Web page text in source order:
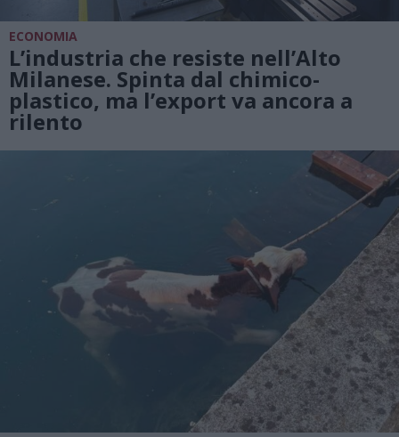
ECONOMIA
L’industria che resiste nell’Alto
Milanese. Spinta dal chimico-
plastico, ma l’export va ancora a
rilento